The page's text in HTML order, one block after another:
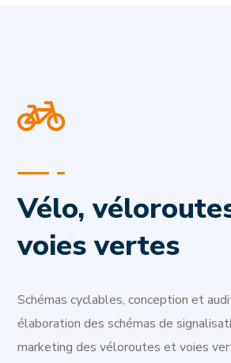
Vélo,
voies vertes
Schémas cyclables, conception et
élaboration des schémas de
marketing des véloroutes et voies